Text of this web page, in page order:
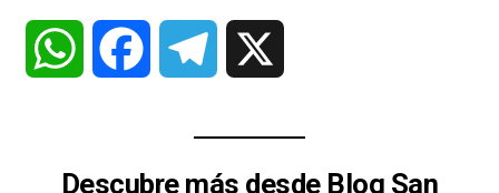
WhatsApp Facebook Telegram
Descubre más desde Blog San